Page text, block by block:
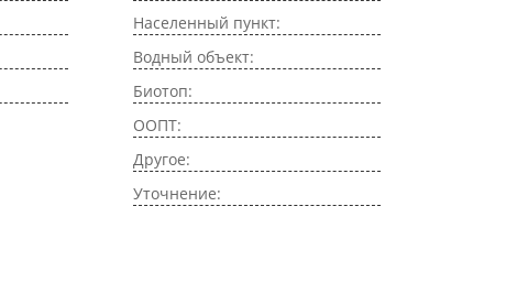
Населенный пункт:
Водный объект:
Биотоп:
ООПТ:
Другое:
Уточнение: